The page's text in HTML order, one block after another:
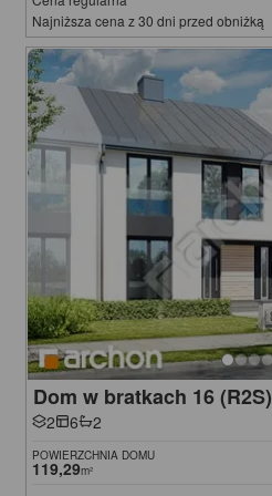
Najniższa cena z 30 dni przed obniżką
Dom w bratkach 16 (R2S)
2 6 2
POWIERZCHNIA DOMU
119,29m²